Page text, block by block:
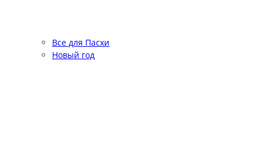
Все для Пасхи
Новый год